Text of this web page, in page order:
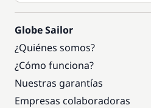
Globe Sailor
¿Quiénes somos?
¿Cómo funciona?
Nuestras garantías
Empresas colaboradoras